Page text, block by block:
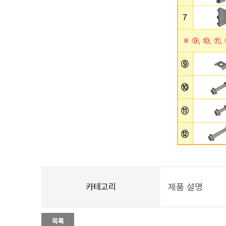
카테고리 제품 설명